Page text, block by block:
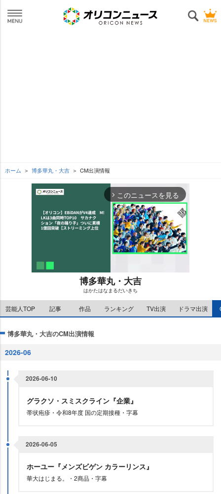
ホーム 博多華丸・大吉 CM出演情報
arrow_forward_ios このニュースを見る
M
u
t
博多華丸・大吉
はかたはなまるだいきち
芸能人TOP 記事 作品 ランキング TV出演 ドラマ出演
博多華丸・大吉のCM出演情報
2026-06
2026-06-10
グラクソ・スミスクライン『企業』
帯状疱疹・令和8年度 国の定期接種・字幕
2026-06-05
ホーユー『メンズビゲン カラーリンス』
華大はじまる。・2商品・字幕